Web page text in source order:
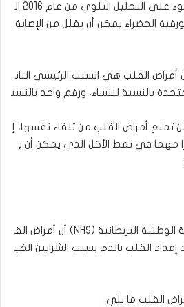
وسلطت خبيرة التغذية الضوء على التحليل التلوي من عام 2016 ال
الخضراء يمكن أن يقلل من الإصابة
أن أمراض القلب هي السبب الرئيسي الثان
بالنسبة للنساء، ورقم واحد بالنسب
تمنع أمراض القلب من تلقاء نفسها، إ
مهما في نمط الأكل الذي يمكن أن ي
تشير هيئة الخدمات الصحية الوطنية البريطانية (NHS) أن أمراض الق
القلب بالدم بسبب الشرايين الضي
القلب ما يلي: